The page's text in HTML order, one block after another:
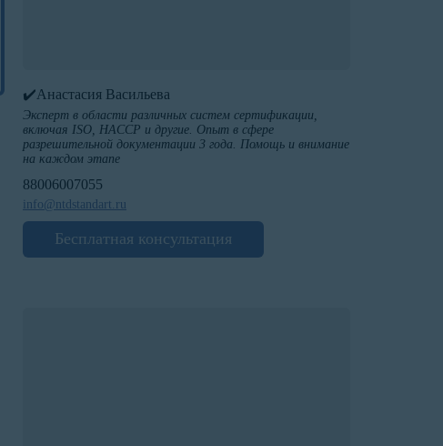
✔️Анастасия Васильева
Эксперт в области различных систем сертификации,
включая ISO, HACCP и другие. Опыт в сфере
разрешительной документации 3 года. Помощь и внимание
на каждом этапе
88006007055
info@ntdstandart.ru
Бесплатная консультация